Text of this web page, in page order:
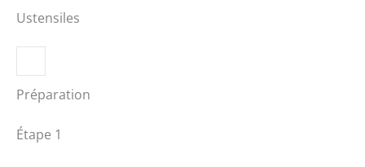
Ustensiles
Préparation
Étape 1